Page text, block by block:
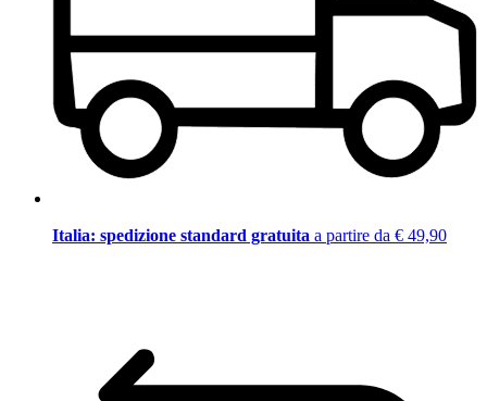
Italia: spedizione standard gratuita a partire da € 49,90